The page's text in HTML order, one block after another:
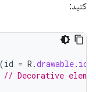
کنید:
(id = R .drawable.
// Decorative